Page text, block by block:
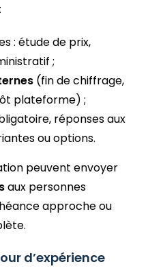
: étude de prix,
;
(fin de chiffrage,
plateforme) ;
réponses aux
ou options.
peuvent envoyer
aux personnes
approche ou
d’expérience